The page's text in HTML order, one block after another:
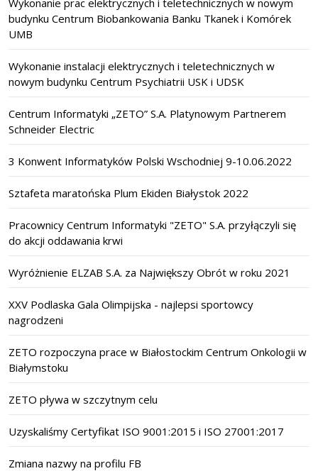
budynku Centrum Biobankowania Banku Tkanek i Komórek
UMB
Wykonanie instalacji elektrycznych i teletechnicznych w
nowym budynku Centrum Psychiatrii USK i UDSK
Centrum Informatyki „ZETO” S.A. Platynowym Partnerem
Schneider Electric
3 Konwent Informatyków Polski Wschodniej 9-10.06.2022
Sztafeta maratońska Plum Ekiden Białystok 2022
Pracownicy Centrum Informatyki "ZETO" S.A. przyłączyli się
do akcji oddawania krwi
Wyróżnienie ELZAB S.A. za Największy Obrót w roku 2021
XXV Podlaska Gala Olimpijska - najlepsi sportowcy
nagrodzeni
ZETO rozpoczyna prace w Białostockim Centrum Onkologii w
Białymstoku
ZETO pływa w szczytnym celu
Uzyskaliśmy Certyfikat ISO 9001:2015 i ISO 27001:2017
Zmiana nazwy na profilu FB